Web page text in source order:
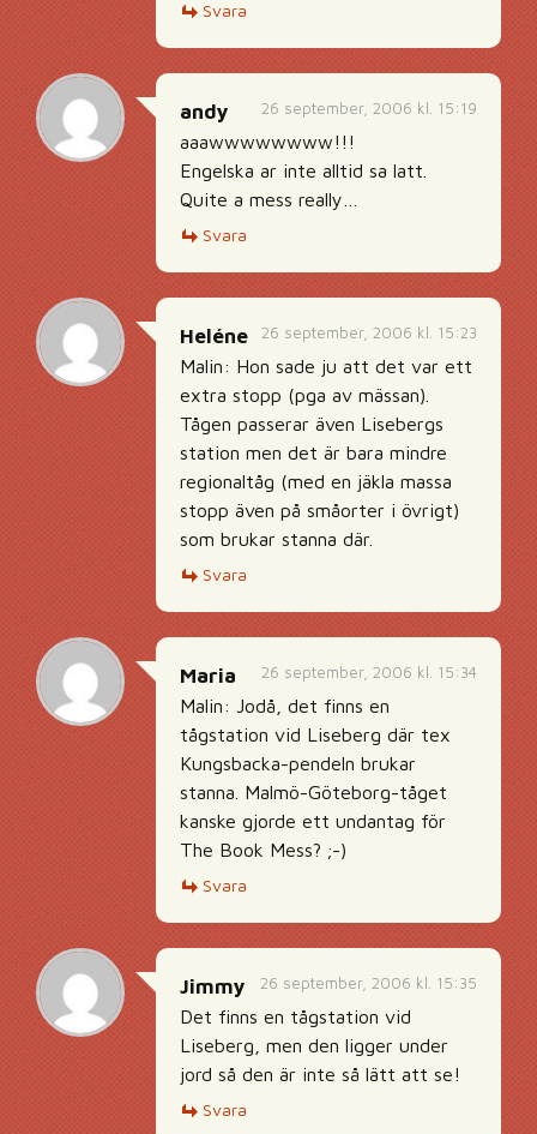
Svara
26 september, 2006 kl. 15:19
andy
aaawwwwwwww!!!
Engelska ar inte alltid sa latt.
Quite a mess really…
Svara
26 september, 2006 kl. 15:23
Heléne
Malin: Hon sade ju att det var ett
extra stopp (pga av mässan).
Tågen passerar även Lisebergs
station men det är bara mindre
regionaltåg (med en jäkla massa
stopp även på småorter i övrigt)
som brukar stanna där.
Svara
26 september, 2006 kl. 15:34
Maria
Malin: Jodå, det finns en
tågstation vid Liseberg där tex
Kungsbacka-pendeln brukar
stanna. Malmö-Göteborg-tåget
kanske gjorde ett undantag för
The Book Mess? ;-)
Svara
26 september, 2006 kl. 15:35
Jimmy
Det finns en tågstation vid
Liseberg, men den ligger under
jord så den är inte så lätt att se!
Svara